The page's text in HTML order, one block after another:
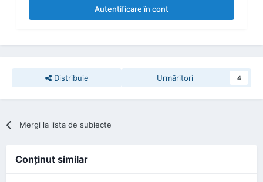
Autentificare în cont
Distribuie Urmăritori 4
Mergi la lista de subiecte
Conţinut similar